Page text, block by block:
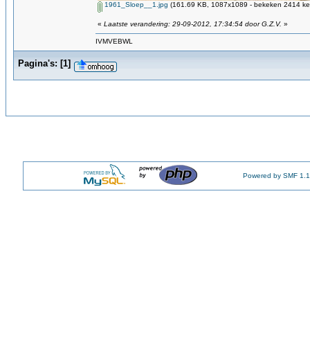
1961_Sloep__1.jpg (161.69 KB, 1087x1089 - bekeken 2414
« Laatste verandering: 29-09-2012, 17:34:54 door G.Z.V. »
IVMVEBWL
Pagina's: [1]
Powered by SMF